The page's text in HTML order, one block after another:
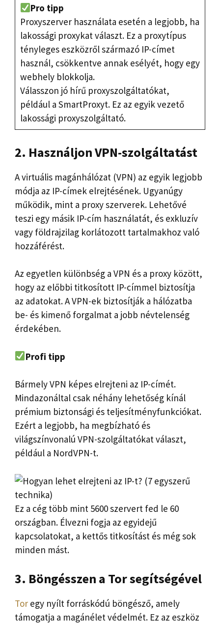
Pro tipp
Proxyszerver használata esetén a legjobb, ha
lakossági proxykat választ. Ez a proxytípus
tényleges eszközről származó IP-címet
használ, csökkentve annak esélyét, hogy egy
webhely blokkolja.
Válasszon jó hírű proxyszolgáltatókat,
például a SmartProxyt. Ez az egyik vezető
lakossági proxyszolgáltató.
2. Használjon VPN-szolgáltatást
A virtuális magánhálózat (VPN) az egyik legjobb
módja az IP-címek elrejtésének. Ugyanúgy
működik, mint a proxy szerverek. Lehetővé
teszi egy másik IP-cím használatát, és exkluzív
vagy földrajzilag korlátozott tartalmakhoz való
hozzáférést.
Az egyetlen különbség a VPN és a proxy között,
hogy az előbbi titkosított IP-címmel biztosítja
az adatokat. A VPN-ek biztosítják a hálózatba
be- és kimenő forgalmat a jobb névtelenség
érdekében.
Profi tipp
Bármely VPN képes elrejteni az IP-címét.
Mindazonáltal csak néhány lehetőség kínál
prémium biztonsági és teljesítményfunkciókat.
Ezért a legjobb, ha megbízható és
világszínvonalú VPN-szolgáltatókat választ,
például a NordVPN-t.
Ez a cég több mint 5600 szervert fed le 60
országban. Élvezni fogja az egyidejű
kapcsolatokat, a kettős titkosítást és még sok
minden mást.
3. Böngésszen a Tor segítségével
Tor egy nyílt forráskódú böngésző, amely
támogatja a magánélet védelmét. Ez az eszköz